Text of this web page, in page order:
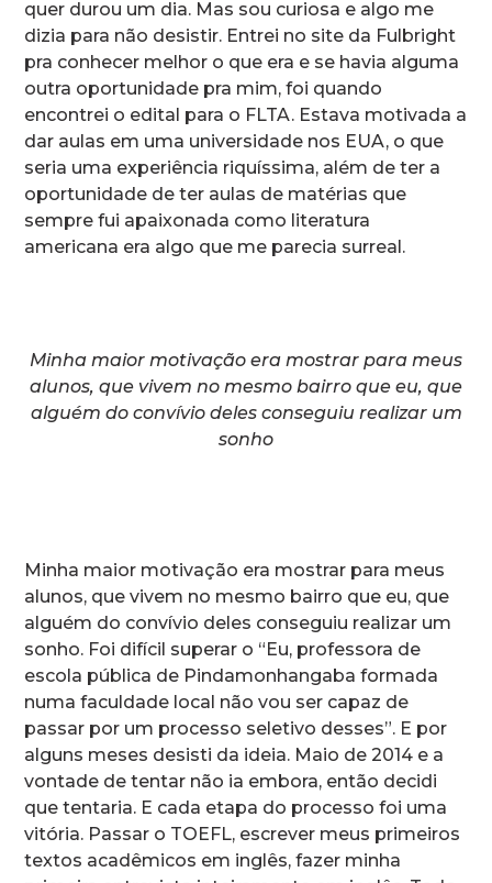
quer durou um dia. Mas sou curiosa e algo me
dizia para não desistir. Entrei no site da Fulbright
pra conhecer melhor o que era e se havia alguma
outra oportunidade pra mim, foi quando
encontrei o edital para o FLTA. Estava motivada a
dar aulas em uma universidade nos EUA, o que
seria uma experiência riquíssima, além de ter a
oportunidade de ter aulas de matérias que
sempre fui apaixonada como literatura
americana era algo que me parecia surreal.
Minha maior motivação era mostrar para meus
alunos, que vivem no mesmo bairro que eu, que
alguém do convívio deles conseguiu realizar um
sonho
Minha maior motivação era mostrar para meus
alunos, que vivem no mesmo bairro que eu, que
alguém do convívio deles conseguiu realizar um
sonho. Foi difícil superar o “Eu, professora de
escola pública de Pindamonhangaba formada
numa faculdade local não vou ser capaz de
passar por um processo seletivo desses”. E por
alguns meses desisti da ideia. Maio de 2014 e a
vontade de tentar não ia embora, então decidi
que tentaria. E cada etapa do processo foi uma
vitória. Passar o TOEFL, escrever meus primeiros
textos acadêmicos em inglês, fazer minha